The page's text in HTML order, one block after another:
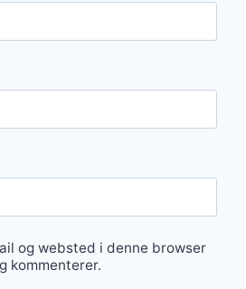
og websted i denne browser
kommenterer.